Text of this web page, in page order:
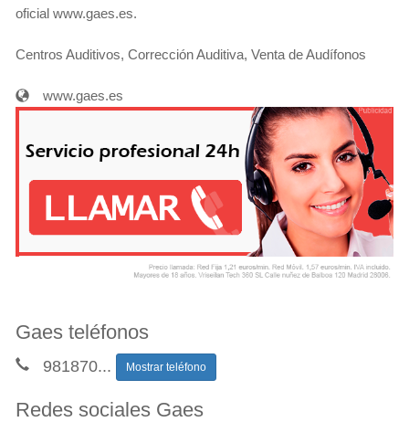
oficial www.gaes.es.
Centros Auditivos, Corrección Auditiva, Venta de Audífonos
www.gaes.es
Gaes teléfonos
981870... Mostrar teléfono
Redes sociales Gaes